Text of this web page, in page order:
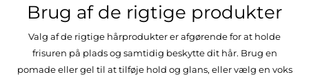
Brug af de rigtige produkter
Valg af de rigtige hårprodukter er afgørende for at holde
frisuren på plads og samtidig beskytte dit hår. Brug en
pomade eller gel til at tilføje hold og glans, eller vælg en voks